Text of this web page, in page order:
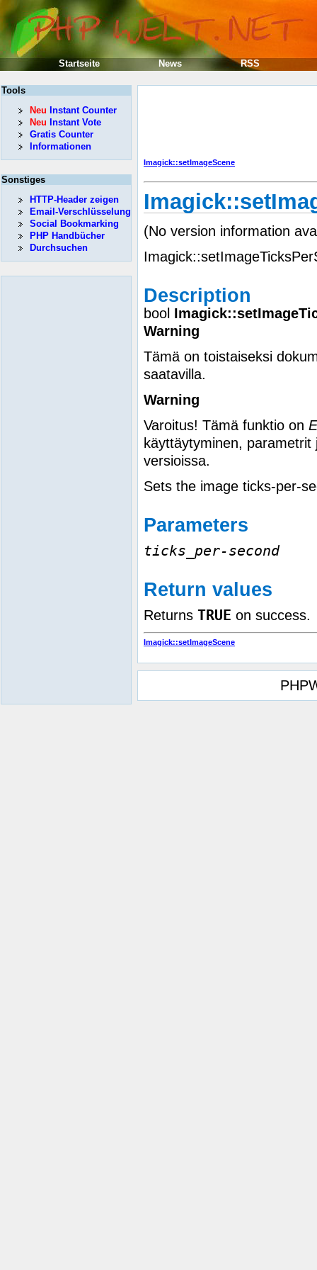
Imagick::setImageScene
(No version information
Description
bool
Warning
Tämä on toistaiseksi
saatavilla.
Warning
Varoitus! Tämä funktio on
käyttäytyminen,
versioissa.
Sets the image ticks-per-
Parameters
ticks_per-second
Return values
Returns TRUE on success.
Imagick::setImageScene
Tools
Neu Instant Counter
Neu Instant Vote
Gratis Counter
Informationen
Sonstiges
HTTP-Header zeigen
Email-Verschlüsselung
Social Bookmarking
PHP Handbücher
Durchsuchen
Startseite News RSS